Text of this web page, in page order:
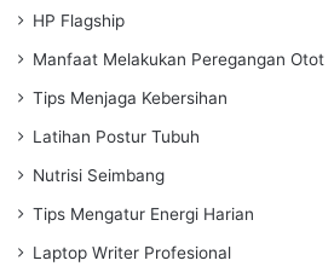
HP Flagship
Manfaat Melakukan Peregangan Otot
Tips Menjaga Kebersihan
Latihan Postur Tubuh
Nutrisi Seimbang
Tips Mengatur Energi Harian
Laptop Writer Profesional